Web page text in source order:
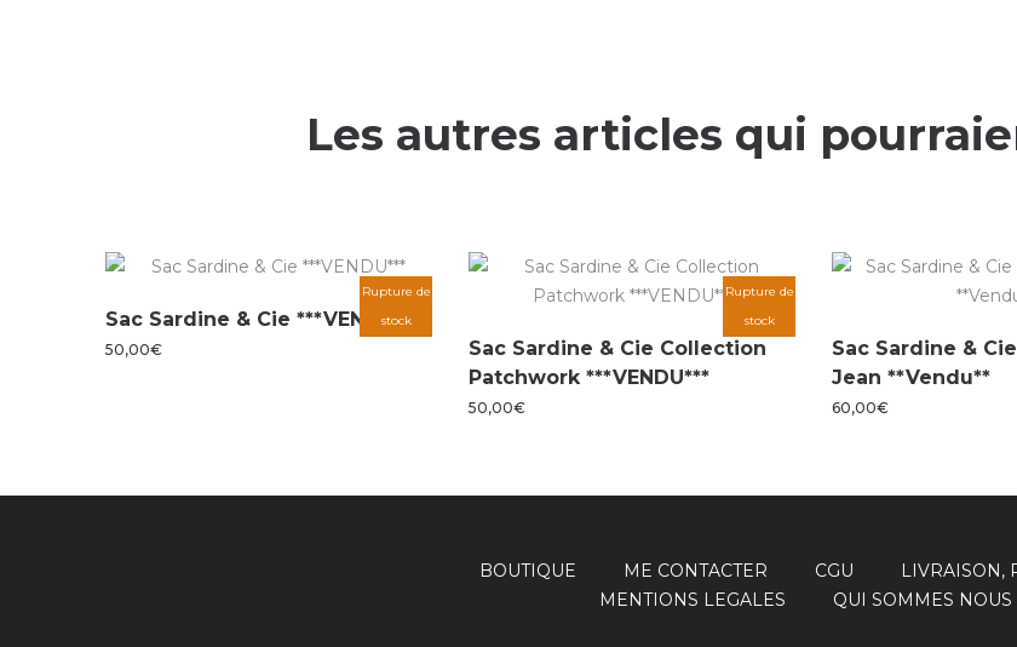
Les autres articles qui
Rupture de
stock
Sac Sardine & Cie ***VENDU***
50,00€
Rupture de
stock
Sac Sardine & Cie Collection
Patchwork ***VENDU***
50,00€
Sac Sardine &
Jean **Vendu**
60,00€
BOUTIQUE ME CONTACTER CGU
LIVRAISON,
MENTIONS LEGALES
QUI SOMMES NOUS